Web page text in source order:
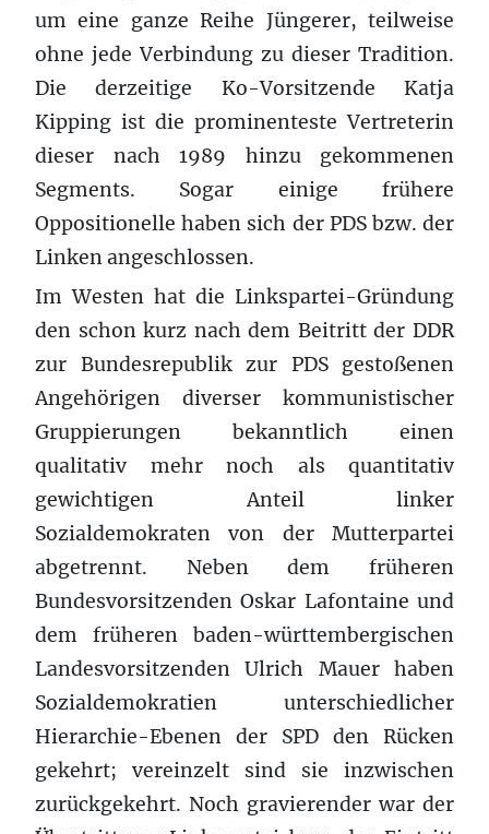
um eine ganze Reihe Jüngerer, teilweise
ohne jede Verbindung zu dieser Tradition.
Die derzeitige Ko-Vorsitzende Katja
Kipping ist die prominenteste Vertreterin
dieser nach 1989 hinzu gekommenen
Segments. Sogar einige frühere
Oppositionelle haben sich der PDS bzw. der
Linken angeschlossen.
Im Westen hat die Linkspartei-Gründung
den schon kurz nach dem Beitritt der DDR
zur Bundesrepublik zur PDS gestoßenen
Angehörigen diverser kommunistischer
Gruppierungen bekanntlich einen
qualitativ mehr noch als quantitativ
gewichtigen Anteil linker
Sozialdemokraten von der Mutterpartei
abgetrennt. Neben dem früheren
Bundesvorsitzenden Oskar Lafontaine und
dem früheren baden-württembergischen
Landesvorsitzenden Ulrich Mauer haben
Sozialdemokratien unterschiedlicher
Hierarchie-Ebenen der SPD den Rücken
gekehrt; vereinzelt sind sie inzwischen
zurückgekehrt. Noch gravierender war der